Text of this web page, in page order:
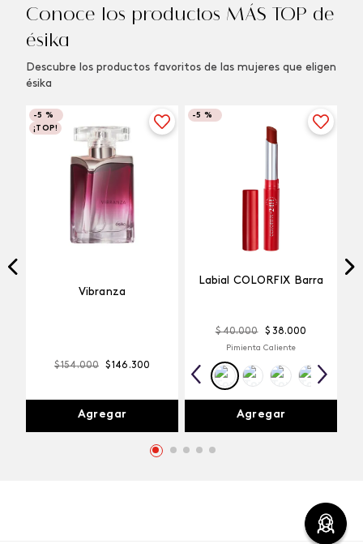
Conoce los productos MÁS TOP de
ésika
Descubre los productos favoritos de las mujeres que eligen
ésika
-5 %
¡TOP!
Vibranza
$154.000 $146 .300
Agregar
-5 %
Labial COLORFIX Barra
$ 40.000 $ 38.000
Pimienta Caliente
Agregar